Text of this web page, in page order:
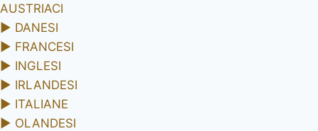
AUSTRIACI
► DANESI
► FRANCESI
► INGLESI
► IRLANDESI
► ITALIANE
► OLANDESI